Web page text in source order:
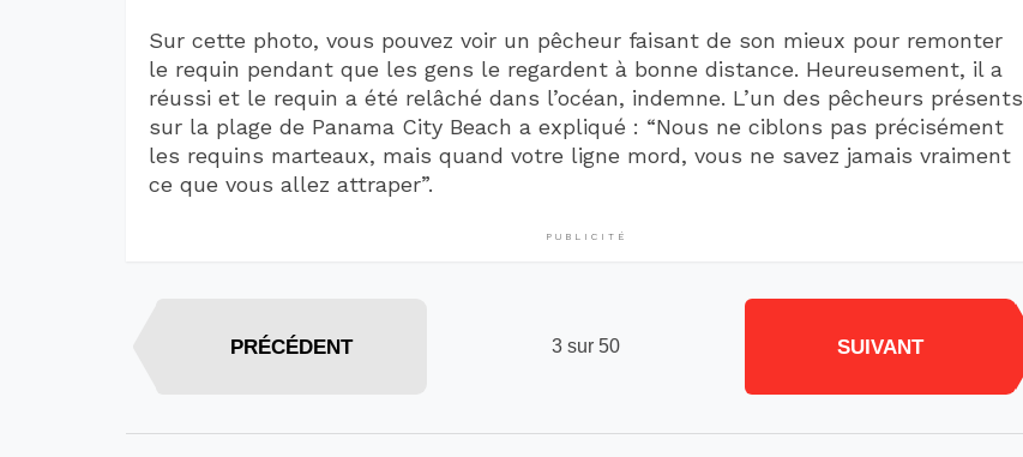
Sur cette photo, vous pouvez voir un pêcheur faisant de son mieux pour remonter
le requin pendant que les gens le regardent à bonne distance. Heureusement, il a
réussi et le requin a été relâché dans l’océan, indemne. L’un des pêcheurs présents
sur la plage de Panama City Beach a expliqué : “Nous ne ciblons pas précisément
les requins marteaux, mais quand votre ligne mord, vous ne savez jamais vraiment
ce que vous allez attraper”.
PUBLICITÉ
3 sur 50
PRÉCÉDENT SUIVANT